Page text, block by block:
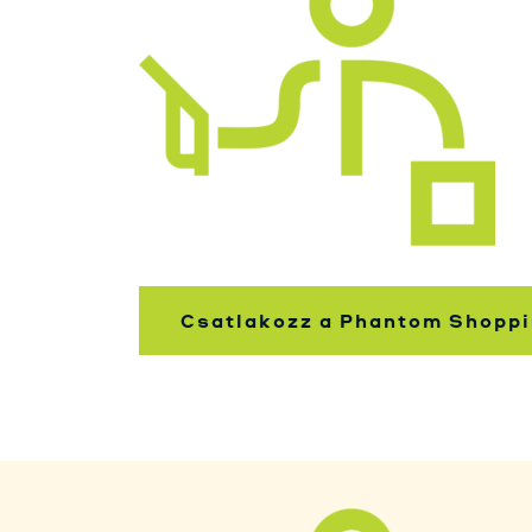
Csatlakozz a Phantom